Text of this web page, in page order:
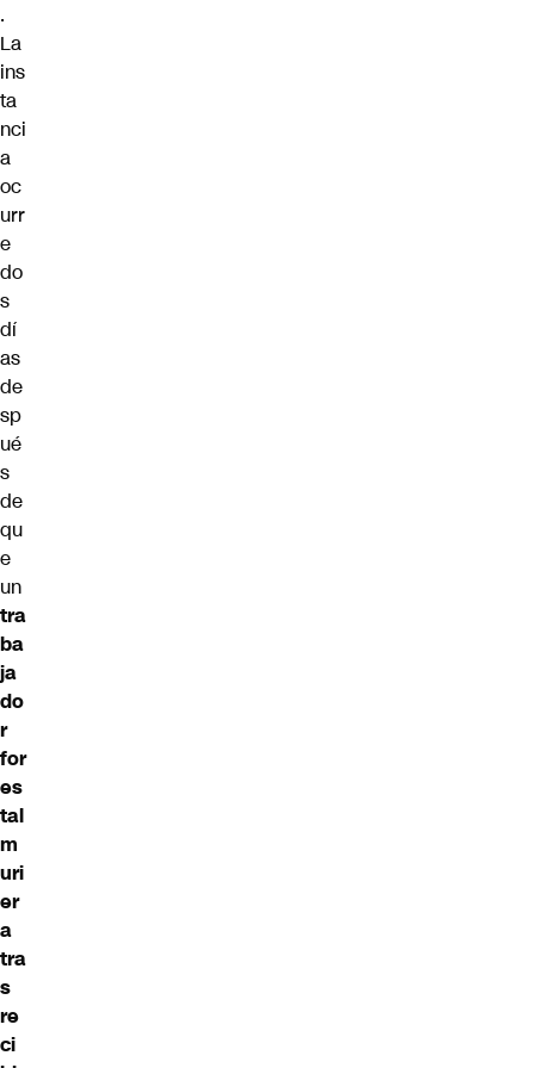
.
La
ins
ta
nci
a
oc
urr
e
do
s
dí
as
de
sp
ué
s
de
qu
e
un
tra
ba
ja
do
r
for
es
tal
m
uri
er
a
tra
s
re
ci